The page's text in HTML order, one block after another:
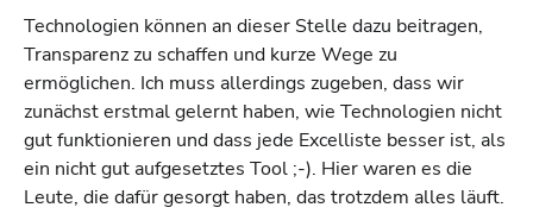
Technologien können an dieser Stelle dazu beitragen,
Transparenz zu schaffen und kurze Wege zu
ermöglichen. Ich muss allerdings zugeben, dass wir
zunächst erstmal gelernt haben, wie Technologien nicht
gut funktionieren und dass jede Excelliste besser ist, als
ein nicht gut aufgesetztes Tool ;-). Hier waren es die
Leute, die dafür gesorgt haben, das trotzdem alles läuft.